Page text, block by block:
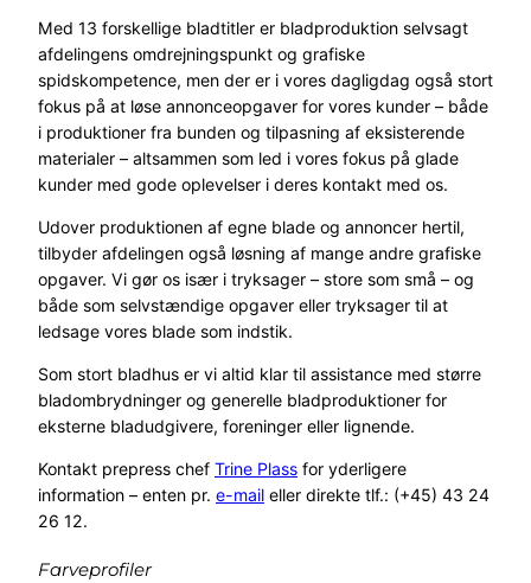
Med 13 forskellige bladtitler er bladproduktion selvsagt
afdelingens omdrejningspunkt og grafiske
spidskompetence, men der er i vores dagligdag også stort
fokus på at løse annonceopgaver for vores kunder – både
i produktioner fra bunden og tilpasning af eksisterende
materialer – altsammen som led i vores fokus på glade
kunder med gode oplevelser i deres kontakt med os.
Udover produktionen af egne blade og annoncer hertil,
tilbyder afdelingen også løsning af mange andre grafiske
opgaver. Vi gør os især i tryksager – store som små – og
både som selvstændige opgaver eller tryksager til at
ledsage vores blade som indstik.
Som stort bladhus er vi altid klar til assistance med større
bladombrydninger og generelle bladproduktioner for
eksterne bladudgivere, foreninger eller lignende.
Kontakt prepress chef Trine Plass for yderligere
information – enten pr. e-mail eller direkte tlf.: (+45) 43 24
26 12.
Farveprofiler